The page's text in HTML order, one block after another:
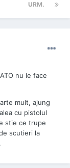
URM.
nu le face
mult, ajung
cu pistolul
stie ce trupe
scutieri la